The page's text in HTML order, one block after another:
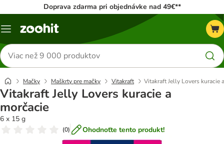
Doprava zdarma pri objednávke nad 49€**
Kategórie
Hľadať
produkty
Mačky Maškrty pre mačky Vitakraft Vitakraft Jelly Lovers kuracie
Vitakraft Jelly Lovers kuracie a
morčacie
6 x 15 g
(0) Ohodnoťte tento produkt!